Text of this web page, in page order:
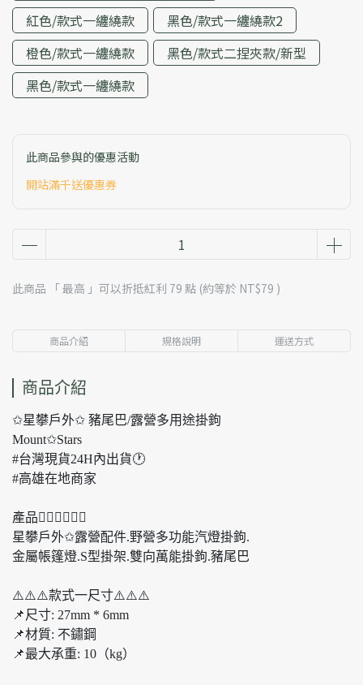
紅色/款式一纏繞款
黑色/款式一纏繞款2
橙色/款式一纏繞款
黑色/款式二捏夾款/新型
黑色/款式一纏繞款
此商品參與的優惠活動
開站滿千送優惠券
此商品 「 最高 」可以折抵紅利 79 點 (約等於 NT$79 )
商品介紹 規格說明 運送方式
商品介紹
✩星攀戶外✩ 豬尾巴/露營多用途掛鉤
Mount✩Stars
#台灣現貨24H內出貨🕐
#高雄在地商家
產品👍🏼👍🏼👍🏼
星攀戶外✩露營配件.野營多功能汽燈掛鉤.
金屬帳篷燈.S型掛架.雙向萬能掛鉤.豬尾巴
⚠️⚠️⚠️款式一尺寸⚠️⚠️⚠️
📌尺寸: 27mm * 6mm
📌材質: 不鏽鋼
📌最大承重: 10（kg）